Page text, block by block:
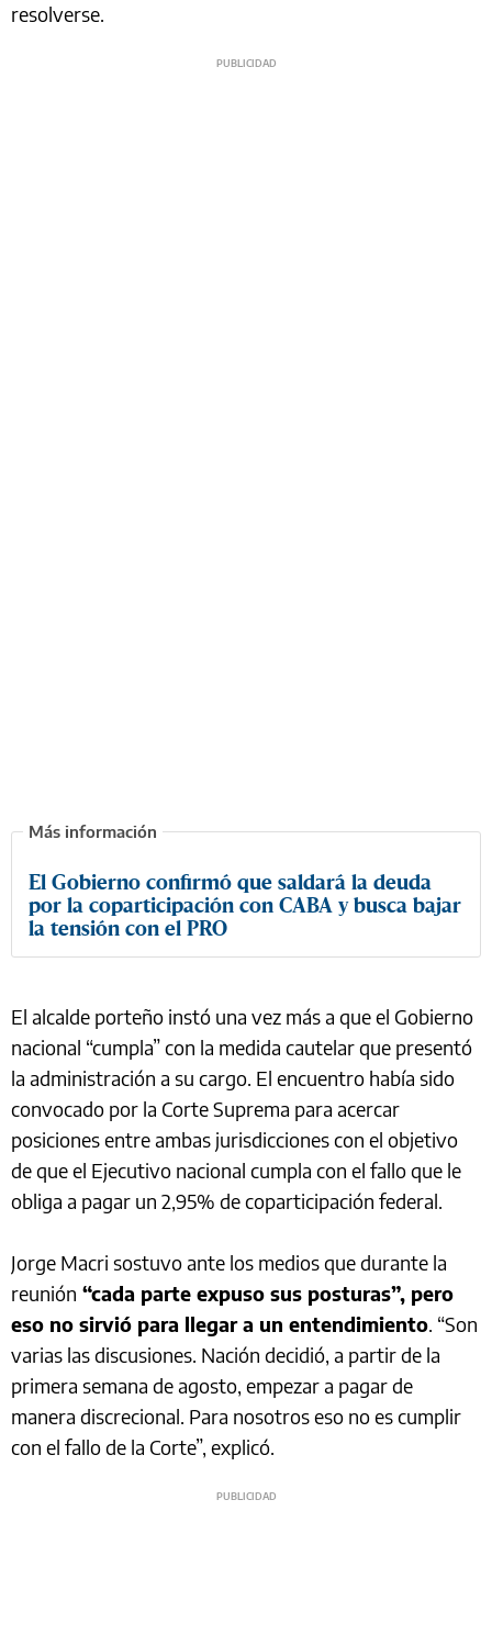
resolverse.
El Gobierno confirmó que saldará la deuda
por la coparticipación con CABA y busca bajar
la tensión con el PRO
El alcalde porteño instó una vez más a que el Gobierno
nacional “cumpla” con la medida cautelar que presentó
la administración a su cargo. El encuentro había sido
convocado por la Corte Suprema para acercar
posiciones entre ambas jurisdicciones con el objetivo
de que el Ejecutivo nacional cumpla con el fallo que le
obliga a pagar un 2,95% de coparticipación federal.
Jorge Macri sostuvo ante los medios que durante la
reunión “cada parte expuso sus posturas”, pero
eso no sirvió para llegar a un entendimiento. “Son
varias las discusiones. Nación decidió, a partir de la
primera semana de agosto, empezar a pagar de
manera discrecional. Para nosotros eso no es cumplir
con el fallo de la Corte”, explicó.